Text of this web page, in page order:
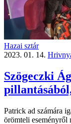
Hazai sztár
2023. 01. 14.
Szögeczki
Patrick ad számára
örömteli eseményről